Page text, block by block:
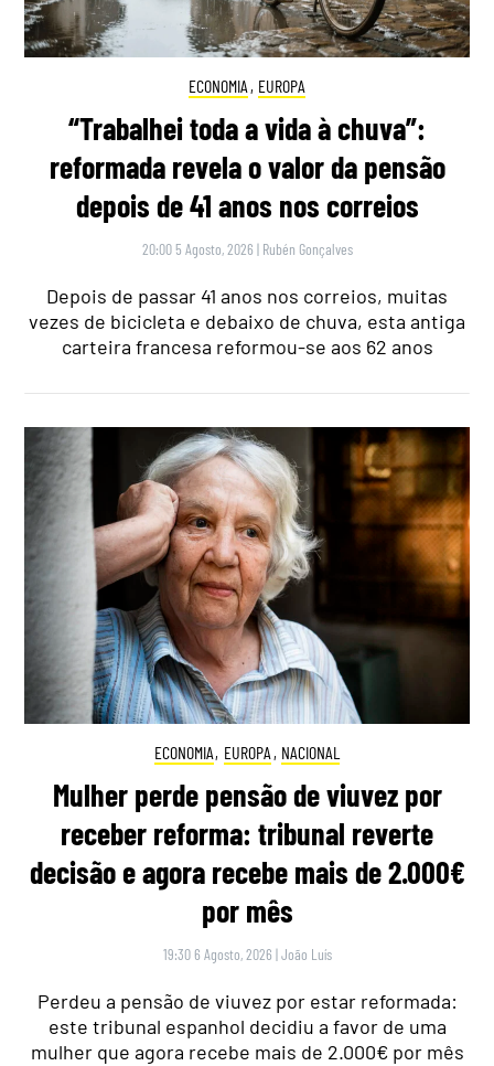
ECONOMIA , EUROPA
“Trabalhei toda a vida à chuva”:
reformada revela o valor da pensão
depois de 41 anos nos correios
20:00 5 Agosto, 2026 | Rubén Gonçalves
Depois de passar 41 anos nos correios, muitas
vezes de bicicleta e debaixo de chuva, esta antiga
carteira francesa reformou-se aos 62 anos
ECONOMIA, EUROPA , NACIONAL
Mulher perde pensão de viuvez por
receber reforma: tribunal reverte
decisão e agora recebe mais de 2.000€
por mês
19:30 6 Agosto, 2026 |João Luís
Perdeu a pensão de viuvez por estar reformada:
este tribunal espanhol decidiu a favor de uma
mulher que agora recebe mais de 2.000€ por mês